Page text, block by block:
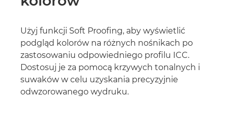
Użyj funkcji Soft Proofing, aby wyświetlić
podgląd kolorów na różnych nośnikach po
zastosowaniu odpowiedniego profilu ICC.
Dostosuj je za pomocą krzywych tonalnych i
suwaków w celu uzyskania precyzyjnie
odwzorowanego wydruku.